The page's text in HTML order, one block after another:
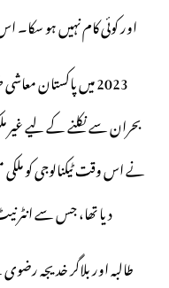
اور کوئی کام نہیں ہو
2023 میں پاکستان
بحران سے نکلنے کے لیے
نے اس وقت ٹیکنالوجی کو
دیا تھا، جس سے
طالبہ اور بلاگر خدیجہ